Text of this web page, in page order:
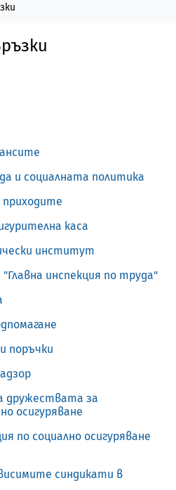
и социалната политика
приходите
каса
институт
инспекция по труда"
поръчки
дружествата за
осигуряване
по социално осигуряване
синдикати в